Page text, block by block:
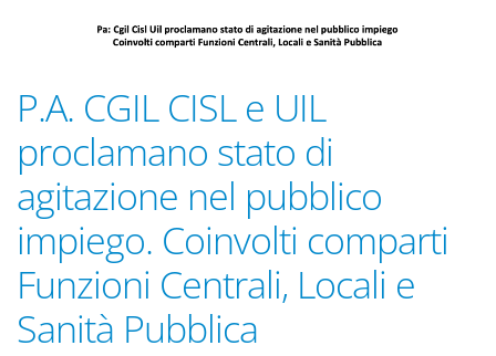
P.A. CGIL CISL e UIL
proclamano stato di
agitazione nel pubblico
impiego. Coinvolti comparti
Funzioni Centrali, Locali e
Sanità Pubblica